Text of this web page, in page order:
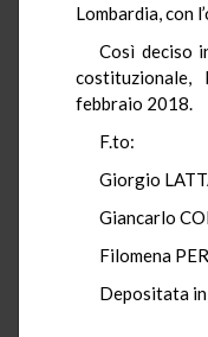
Lombardia, con
Così deciso
febbraio 2018.
F.to:
Giorgio
Giancarlo
Filomena
Depositata